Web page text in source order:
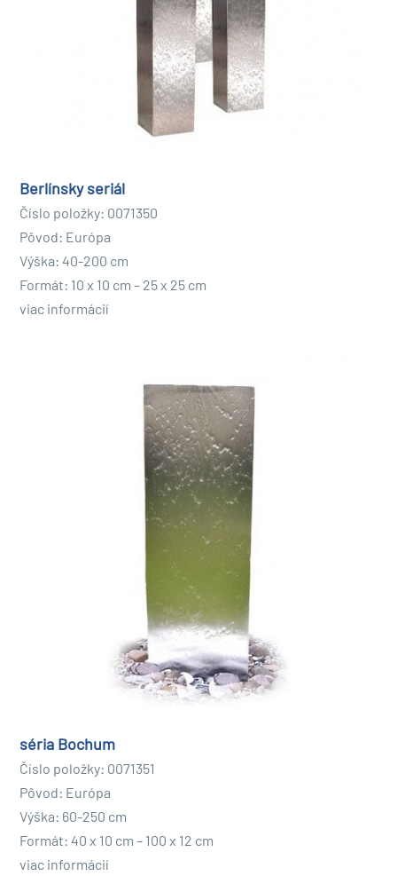
Berlínsky seriál
Číslo položky: 0071350
Pôvod: Európa
Výška: 40-200 cm
Formát: 10 x 10 cm – 25 x 25 cm
viac informácií
séria Bochum
Číslo položky: 0071351
Pôvod: Európa
Výška: 60-250 cm
Formát: 40 x 10 cm – 100 x 12 cm
viac informácií